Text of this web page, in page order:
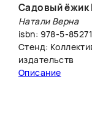
Садовый
Натали Верна
isbn: 978-5-
Стенд:
издательств
Описание